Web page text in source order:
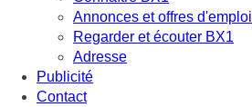
Annonces et offres d'emploi
Regarder et écouter BX1
Adresse
Publicité
Contact